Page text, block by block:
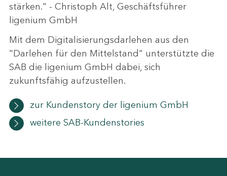
stärken." - Christoph Alt, Geschäftsführer
ligenium GmbH
Mit dem Digitalisierungsdarlehen aus den
"Darlehen für den Mittelstand" unterstützte die
SAB die ligenium GmbH dabei, sich
zukunftsfähig aufzustellen.
zur Kundenstory der ligenium GmbH
weitere SAB-Kundenstories